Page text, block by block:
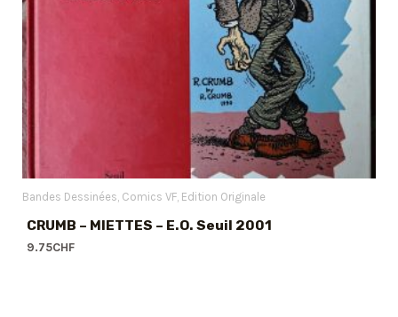
Bandes Dessinées Comics VF Edition Originale
CRUMB – MIETTES – E.O. Seuil 2001
9.75CHF